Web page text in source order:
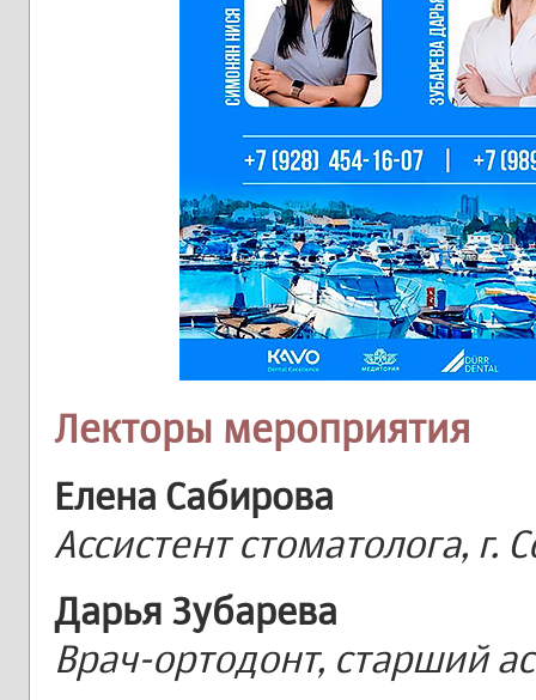
Лекторы мероприятия
Елена Сабирова
Ассистент стоматолога, г.
Дарья Зубарева
Врач-ортодонт, старший